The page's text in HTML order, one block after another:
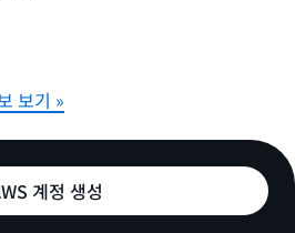
보기 »
계정 생성